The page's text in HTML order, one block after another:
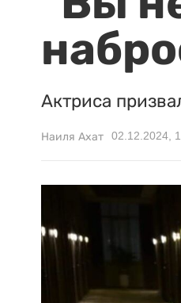
Актриса
Наиля Ахат 02.12.2024,